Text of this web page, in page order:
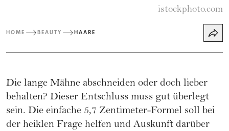
istockphoto.com
HOME BEAUTY HAARE
Die lange Mähne abschneiden oder doch lieber
behalten? Dieser Entschluss muss gut überlegt
sein. Die einfache 5,7 Zentimeter-Formel soll bei
der heiklen Frage helfen und Auskunft darüber